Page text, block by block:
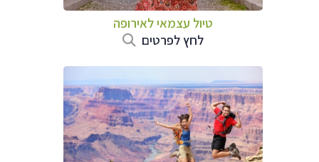
טיול עצמאי לאירופה
לחץ לפרטים